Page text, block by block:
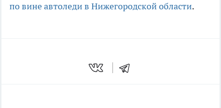
по вине автоледи в Нижегородской области.